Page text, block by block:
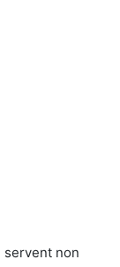
servent non